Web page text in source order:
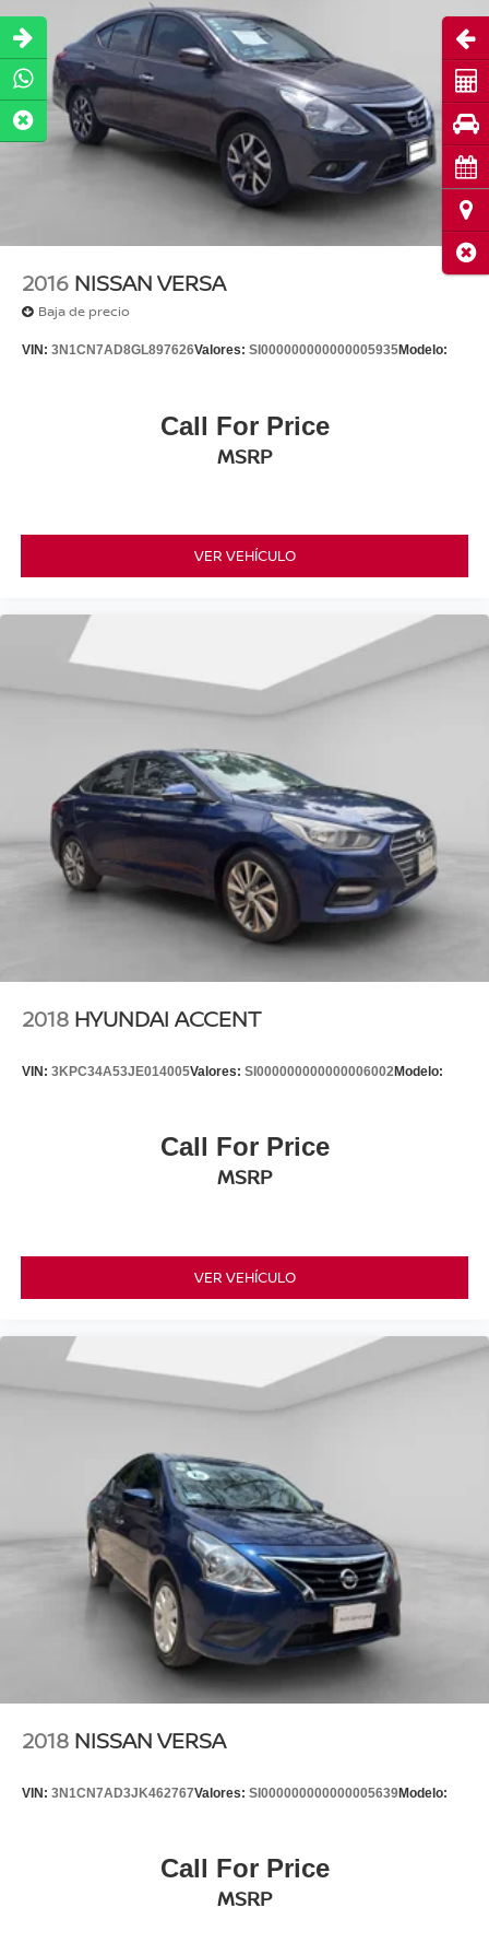
2016 NISSAN VERSA
Baja de precio
VIN: 3N1CN7AD8GL897626Valores: SI000000000000005935Modelo:
Call For Price
MSRP
VER VEHÍCULO
2018 HYUNDAI ACCENT
VIN: 3KPC34A53JE014005Valores: SI000000000000006002Modelo:
Call For Price
MSRP
VER VEHÍCULO
2018 NISSAN VERSA
VIN: 3N1CN7AD3JK462767Valores: SI000000000000005639Modelo:
Call For Price
MSRP